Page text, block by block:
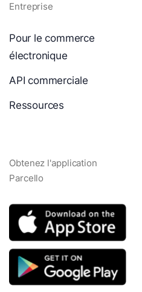
Entreprise
Pour le commerce
électronique
API commerciale
Ressources
Obtenez l'application
Parcello